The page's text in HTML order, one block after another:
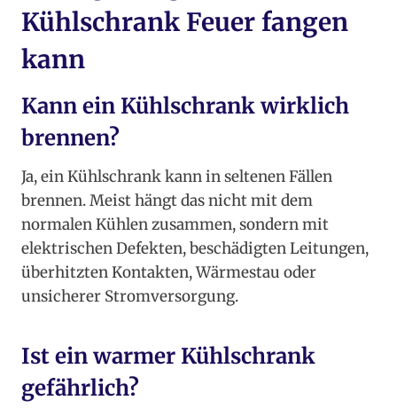
Kühlschrank Feuer fangen
kann
Kann ein Kühlschrank wirklich
brennen?
Ja, ein Kühlschrank kann in seltenen Fällen
brennen. Meist hängt das nicht mit dem
normalen Kühlen zusammen, sondern mit
elektrischen Defekten, beschädigten Leitungen,
überhitzten Kontakten, Wärmestau oder
unsicherer Stromversorgung.
Ist ein warmer Kühlschrank
gefährlich?